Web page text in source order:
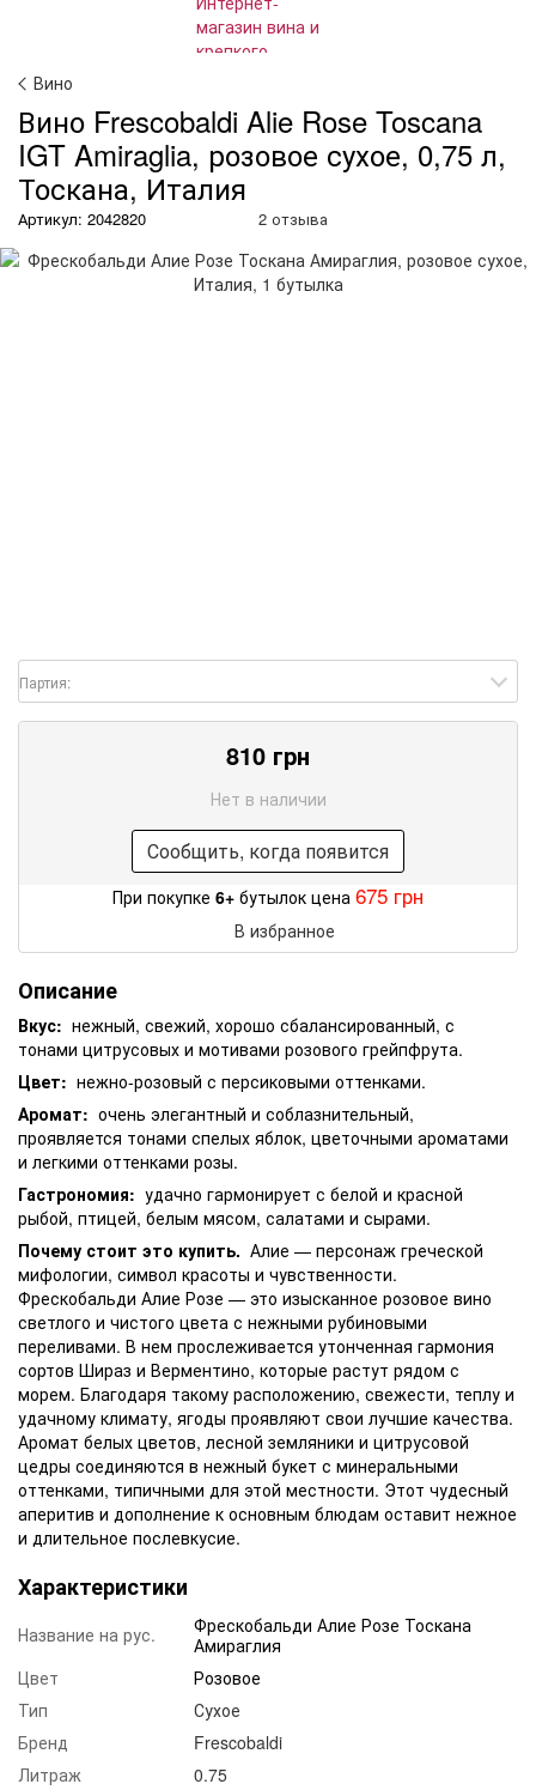
Вино
Вино Frescobaldi Alie Rose Toscana
IGT Amiraglia, розовое сухое, 0,75 л,
Тоскана, Италия
Артикул: 2042820 2 отзыва
Партия:
810 грн
Нет в наличии
Сообщить, когда появится
При покупке 6+ бутылок цена 675 грн
В избранное
Описание
Вкус: нежный, свежий, хорошо сбалансированный, с
тонами цитрусовых и мотивами розового грейпфрута.
Цвет: нежно-розовый с персиковыми оттенками.
Аромат: очень элегантный и соблазнительный,
проявляется тонами спелых яблок, цветочными ароматами
и легкими оттенками розы.
Гастрономия: удачно гармонирует с белой и красной
рыбой, птицей, белым мясом, салатами и сырами.
Почему стоит это купить. Алие — персонаж греческой
мифологии, символ красоты и чувственности.
Фрескобальди Алие Розе — это изысканное розовое вино
светлого и чистого цвета с нежными рубиновыми
переливами. В нем прослеживается утонченная гармония
сортов Шираз и Верментино, которые растут рядом с
морем. Благодаря такому расположению, свежести, теплу и
удачному климату, ягоды проявляют свои лучшие качества.
Аромат белых цветов, лесной земляники и цитрусовой
цедры соединяются в нежный букет с минеральными
оттенками, типичными для этой местности. Этот чудесный
аперитив и дополнение к основным блюдам оставит нежное
и длительное послевкусие.
Характеристики
Название на рус.
Фрескобальди Алие Розе Тоскана
Амираглия
Цвет
Розовое
Тип
Сухое
Бренд
Frescobaldi
Литраж
0.75